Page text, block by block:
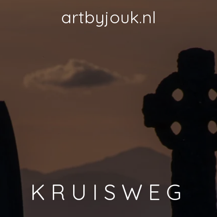
artbyjouk.nl
K R U I S W E G